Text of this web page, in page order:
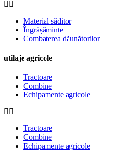
Material săditor
Îngrășăminte
Combaterea dăunătorilor
utilaje agricole
Tractoare
Combine
Echipamente agricole
Tractoare
Combine
Echipamente agricole